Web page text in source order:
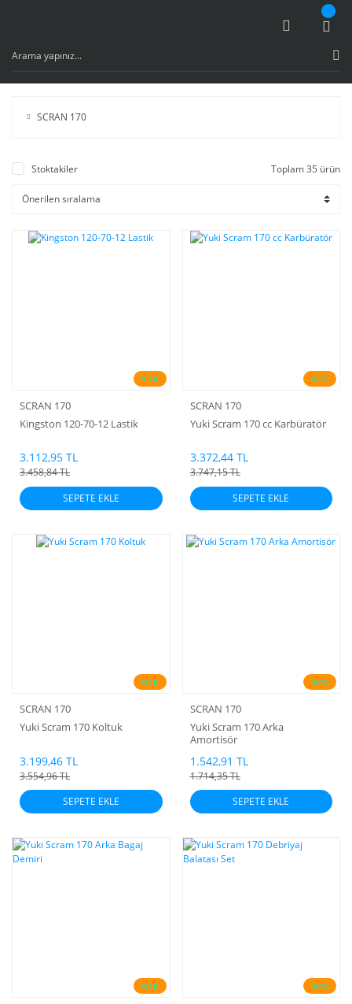
SCRAN 170
Stoktakiler Toplam 35 ürün
%10
SCRAN 170
Kingston 120-70-12 Lastik
3.112,95 TL
3.458,84 TL
SEPETE EKLE
%10
SCRAN 170
Yuki Scram 170 cc Karbüratör
3.372,44 TL
3.747,15 TL
SEPETE EKLE
%10
SCRAN 170
Yuki Scram 170 Koltuk
3.199,46 TL
3.554,96 TL
SEPETE EKLE
%10
SCRAN 170
Yuki Scram 170 Arka
Amortisör
1.542,91 TL
1.714,35 TL
SEPETE EKLE
%10 %10